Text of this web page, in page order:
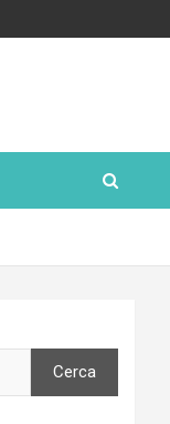
Cerca